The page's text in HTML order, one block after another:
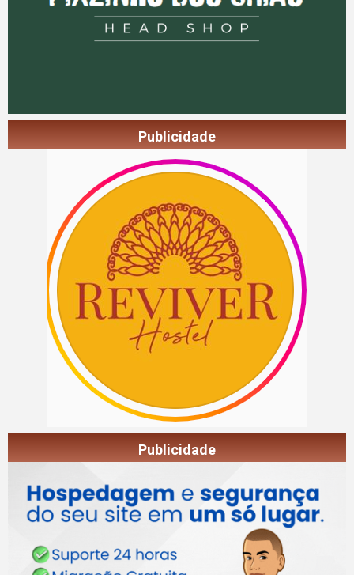
Publicidade
Publicidade